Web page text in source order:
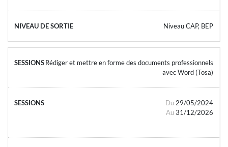
Niveau CAP, BEP
Rédiger et mettre en forme des documents professionnels
avec Word (Tosa)
Du 29/05/2024
Au 31/12/2026